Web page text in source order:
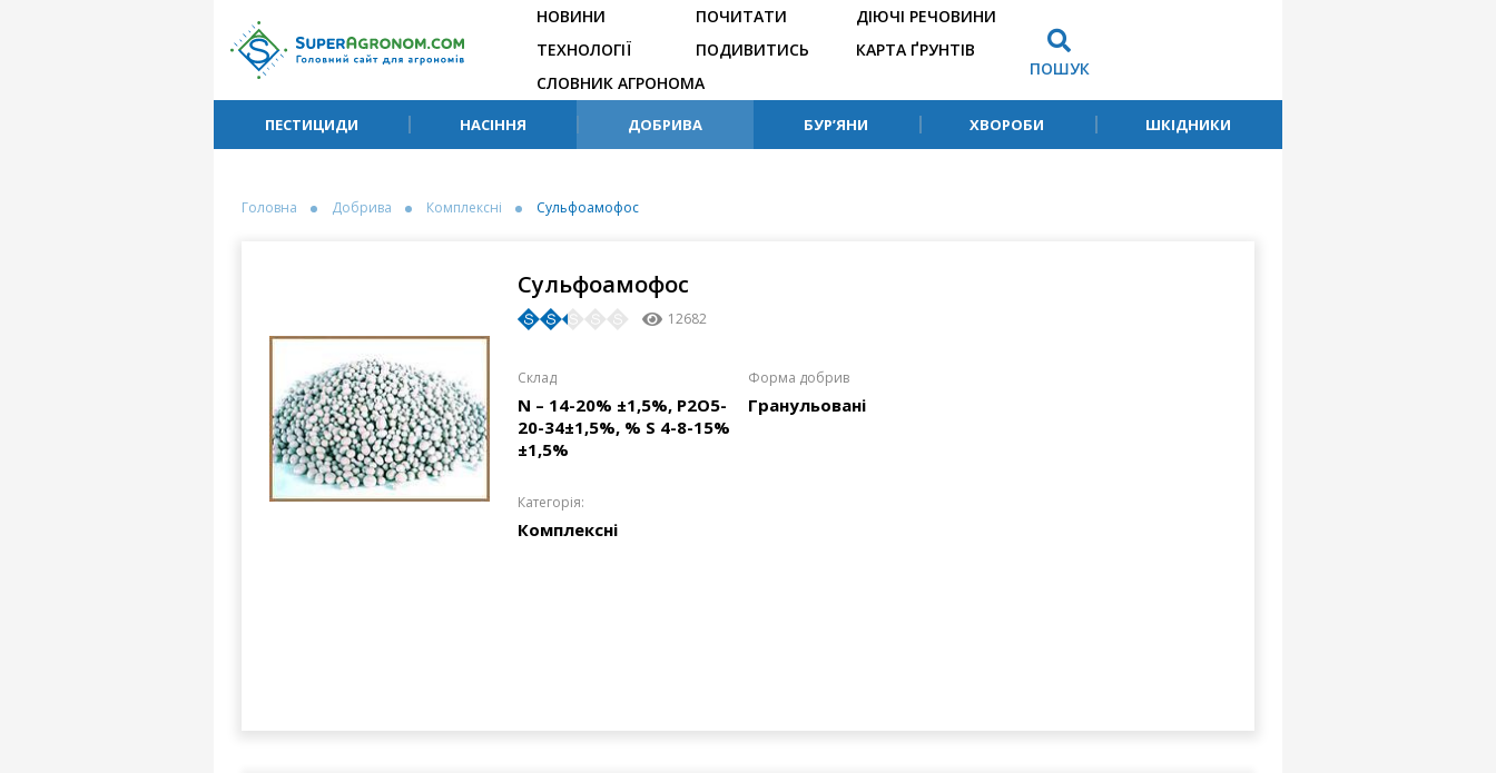
НОВИНИ
ТЕХНОЛОГІЇ
ПОЧИТАТИ
ПОДИВИТИСЬ
ДІЮЧІ РЕЧОВИНИ
КАРТА ҐРУНТІВ
СЛОВНИК АГРОНОМА
ПОШУК
ПЕСТИЦИДИ НАСІННЯ ДОБРИВА БУР’ЯНИ ХВОРОБИ ШКІДНИКИ
Головна Добрива Комплексні Сульфоамофос
Сульфоамофос
12682
Склaд
N – 14-20% ±1,5%, P2O5-
20-34±1,5%, % S 4-8-15%
±1,5%
Формa добрив
Гранульовані
Категорія:
Комплексні